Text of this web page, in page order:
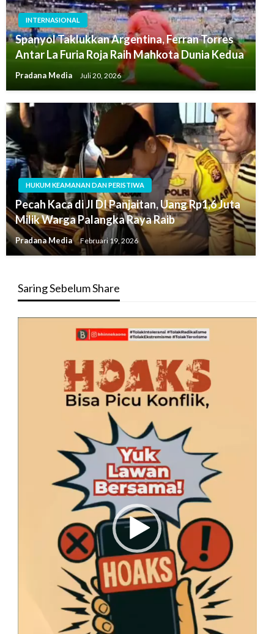
INTERNASIONAL
Spanyol Taklukkan Argentina, Ferran Torres
Antar La Furia Roja Raih Mahkota Dunia Kedua
Pradana Media Juli 20, 2026
HUKUM KEAMANAN DAN PERISTIWA
Pecah Kaca di Jl DI Panjaitan, Uang Rp1,6 Juta
Milik Warga Palangka Raya Raib
Pradana Media Februari 19, 2026
Saring Sebelum Share